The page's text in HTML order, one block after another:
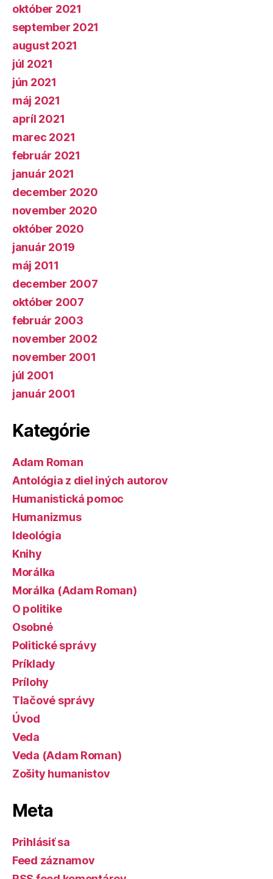
október 2021
september 2021
august 2021
júl 2021
jún 2021
máj 2021
apríl 2021
marec 2021
február 2021
január 2021
december 2020
november 2020
október 2020
január 2019
máj 2011
december 2007
október 2007
február 2003
november 2002
november 2001
júl 2001
január 2001
Kategórie
Adam Roman
Antológia z diel iných autorov
Humanistická pomoc
Humanizmus
Ideológia
Knihy
Morálka
Morálka (Adam Roman)
O politike
Osobné
Politické správy
Príklady
Prílohy
Tlačové správy
Úvod
Veda
Veda (Adam Roman)
Zošity humanistov
Meta
Prihlásiť sa
Feed záznamov